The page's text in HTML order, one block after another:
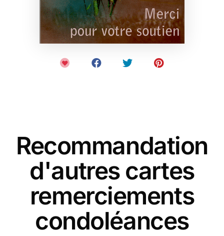
Recommandation
d'autres cartes
remerciements
condoléances